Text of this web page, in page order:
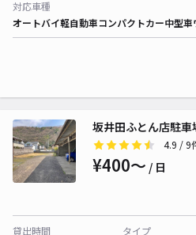
対応車種
オートバイ軽自動車コンパクトカー中型車
坂井田ふとん店駐車
4.9 / 9
¥400〜 / 日
貸出時間
タイプ